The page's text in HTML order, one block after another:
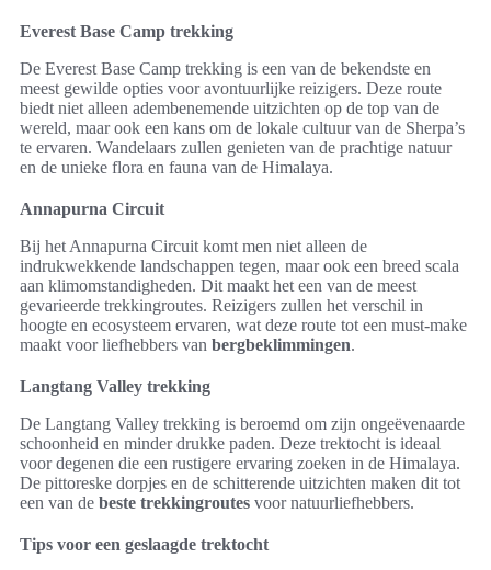
Everest Base Camp trekking
De Everest Base Camp trekking is een van de bekendste en
meest gewilde opties voor avontuurlijke reizigers. Deze route
biedt niet alleen adembenemende uitzichten op de top van de
wereld, maar ook een kans om de lokale cultuur van de Sherpa’s
te ervaren. Wandelaars zullen genieten van de prachtige natuur
en de unieke flora en fauna van de Himalaya.
Annapurna Circuit
Bij het Annapurna Circuit komt men niet alleen de
indrukwekkende landschappen tegen, maar ook een breed scala
aan klimomstandigheden. Dit maakt het een van de meest
gevarieerde trekkingroutes. Reizigers zullen het verschil in
hoogte en ecosysteem ervaren, wat deze route tot een must-make
maakt voor liefhebbers van bergbeklimmingen.
Langtang Valley trekking
De Langtang Valley trekking is beroemd om zijn ongeëvenaarde
schoonheid en minder drukke paden. Deze trektocht is ideaal
voor degenen die een rustigere ervaring zoeken in de Himalaya.
De pittoreske dorpjes en de schitterende uitzichten maken dit tot
een van de beste trekkingroutes voor natuurliefhebbers.
Tips voor een geslaagde trektocht